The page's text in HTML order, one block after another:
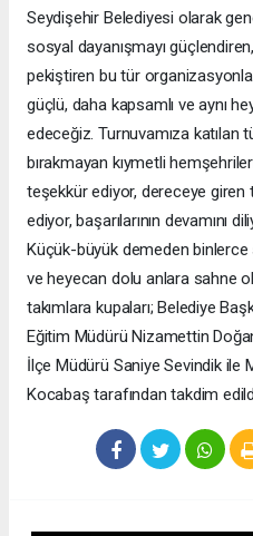
Seydişehir Belediyesi olarak
sosyal dayanışmayı
pekiştiren bu tür
güçlü, daha kapsamlı ve aynı
edeceğiz. Turnuvamıza katılan
bırakmayan kıymetli
teşekkür ediyor, dereceye giren
ediyor, başarılarının devamını
Küçük-büyük demeden
ve heyecan dolu anlara sahne
takımlara kupaları; Belediye
Eğitim Müdürü Nizamettin
İlçe Müdürü Saniye Sevindik ile
Kocabaş tarafından takdim